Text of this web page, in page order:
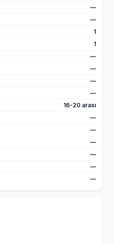
—
—
1
1
—
—
—
—
16-20 arası
—
—
—
—
—
—